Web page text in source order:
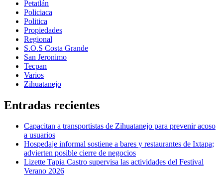
Petatlán
Policiaca
Politica
Propiedades
Regional
S.O.S Costa Grande
San Jeronimo
Tecpan
Varios
Zihuatanejo
Entradas recientes
Capacitan a transportistas de Zihuatanejo para prevenir acoso
a usuarios
Hospedaje informal sostiene a bares y restaurantes de Ixtapa;
advierten posible cierre de negocios
Lizette Tapia Castro supervisa las actividades del Festival
Verano 2026